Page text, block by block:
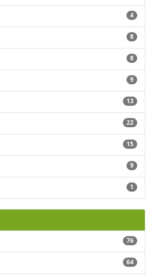
4
8
8
9
13
22
15
9
1
76
64